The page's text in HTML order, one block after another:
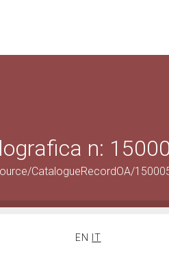
n:
CatalogueRecordOA/
EN
IT